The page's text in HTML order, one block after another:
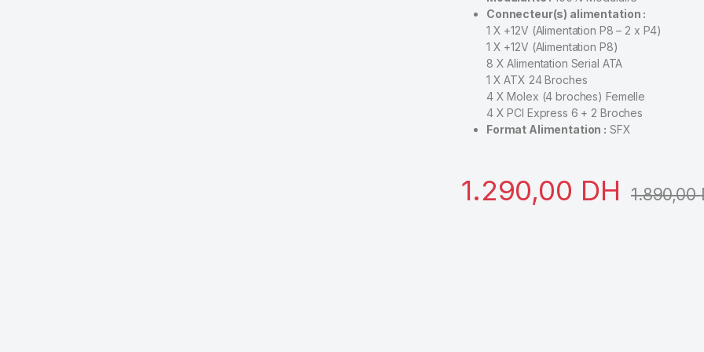
Connecteur(s) alimentation :
1 X +12V (Alimentation P8 – 2 x P4)
1 X +12V (Alimentation P8)
8 X Alimentation Serial ATA
1 X ATX 24 Broches
4 X Molex (4 broches) Femelle
4 X PCI Express 6 + 2 Broches
Format Alimentation : SFX
1.290,00 DH 1.890,00